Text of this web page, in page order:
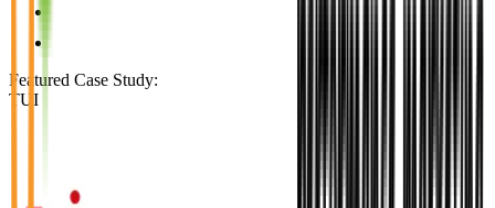
Featured Case Study:
TUI